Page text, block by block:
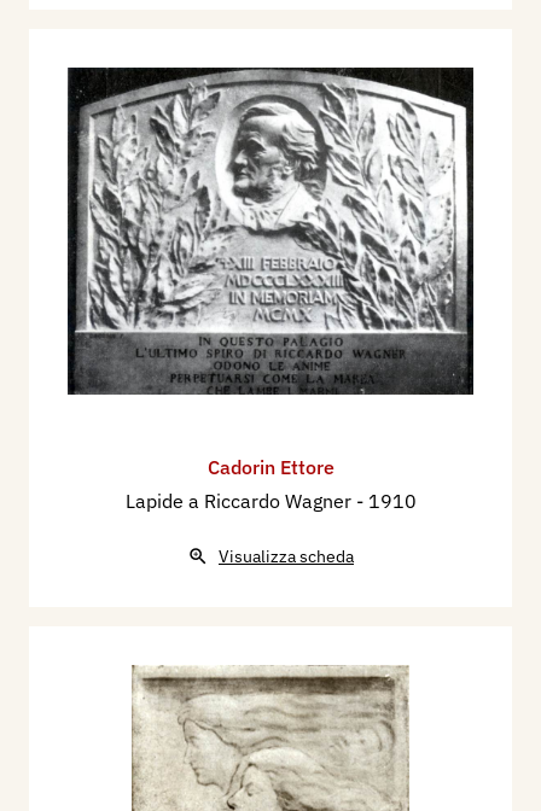
Cadorin Ettore
Lapide a Riccardo Wagner - 1910
Visualizza scheda